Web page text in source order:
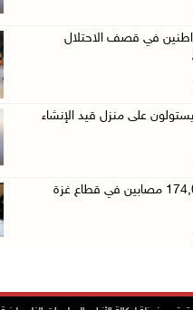
في قصف الاحتلال
على منزل قيد الإنشاء
73,329 شهيدا و174,009 مصابين في قطاع غزة